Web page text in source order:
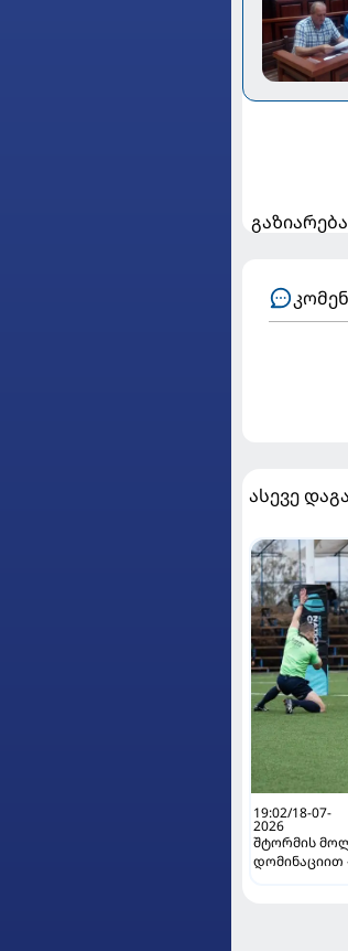
ასევე
19:02/18-07-
2026
შტორმის